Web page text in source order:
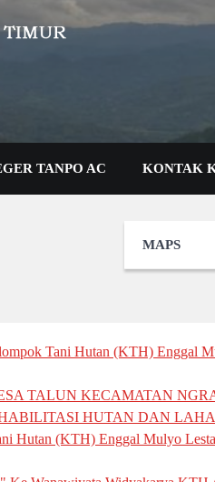
TANPO AC KONTAK
MAPS
Tani Hutan (KTH) Enggal
TALUN KECAMATAN
HUTAN DAN
Hutan (KTH) Enggal Mulyo